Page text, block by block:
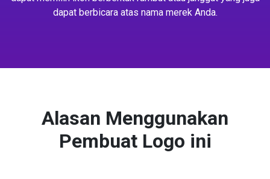
dapat berbicara atas nama merek Anda.
Alasan Menggunakan
Pembuat Logo ini